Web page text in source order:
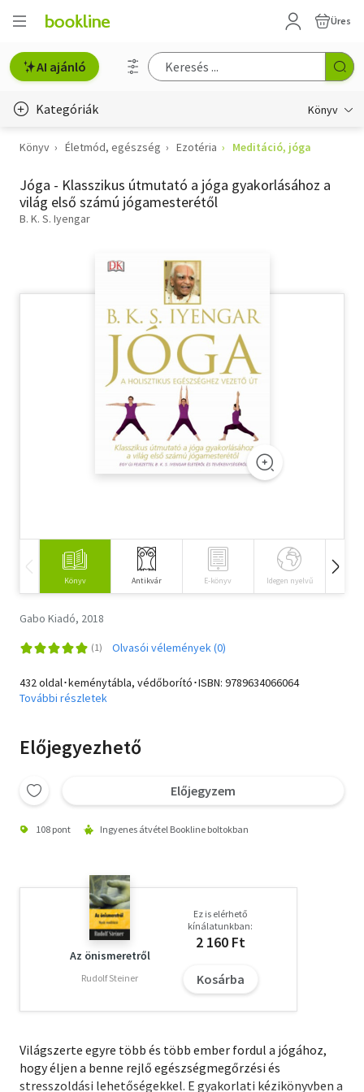
Üres
AI ajánló
Kategóriák Könyv
Életmód, egészség
Erotika
Gyermek- és ifjúsági
Szótár, nyelvkönyv
Tankönyv, segédkönyv
Társadalomtudomány
Könyv Életmód, egészség Ezotéria Meditáció, jóga
Jóga - Klasszikus útmutató a jóga gyakorlásához a
világ első számú jógamesterétől
B. K. S. Iyengar
Könyv Antikvár E-könyv Idegen nyelvű
Gabo Kiadó, 2018
Olvasói vélemények (0)
432 oldal･keménytábla, védőborító･ISBN: 9789634066064
További részletek
Előjegyezhető
Előjegyzem
108 pont Ingyenes átvétel Bookline boltokban
Az önismeretről
Rudolf Steiner
Ez is elérhető
kínálatunkban:
2 160 Ft
Kosárba
Világszerte egyre több és több ember fordul a jógához,
hogy éljen a benne rejlő egészségmegőrzési és
stresszoldási lehetőségekkel. E gyakorlati kézikönyvben a